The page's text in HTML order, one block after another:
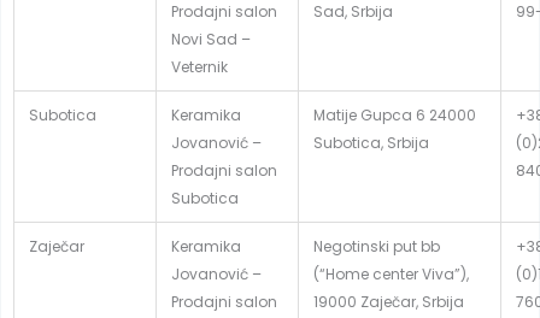
Prodajni salon
Novi Sad –
Veternik
Sad, Srbija
Subotica
Keramika
Jovanović –
Prodajni salon
Subotica
Matije Gupca 6 24000
Subotica, Srbija
Zaječar
Keramika
Jovanović –
Prodajni salon
Negotinski put bb
(“Home center Viva”),
19000 Zaječar, Srbija